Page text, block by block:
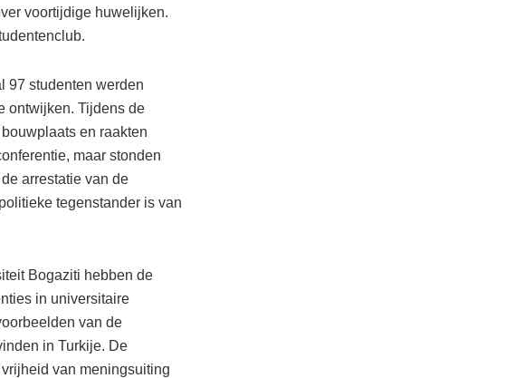
voortijdige huwelijken.
97 studenten werden
ontwijken. Tijdens de
en raakten
maar stonden
arrestatie van de
tegenstander is van
Bogaziti hebben de
in universitaire
van de
in Turkije. De
van meningsuiting